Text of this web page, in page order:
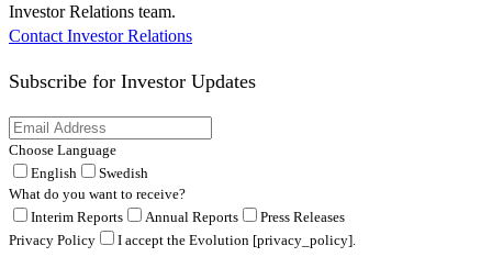
Investor Relations team.
Contact Investor Relations
Subscribe for Investor Updates
Choose Language
English
Swedish
What do you want to receive?
Interim Reports
Annual Reports
Press Releases
Privacy Policy
I accept the Evolution [privacy_policy].